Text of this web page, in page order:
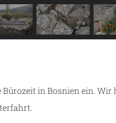
in Bosnien ein. Wir